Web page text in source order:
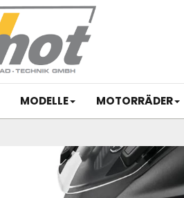
MODELLE MOTORRÄDER